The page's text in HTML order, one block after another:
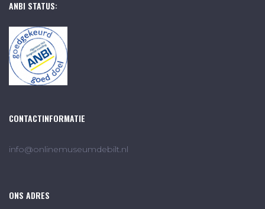
ANBI STATUS:
CONTACTINFORMATIE
info@onlinemuseumdebilt.nl
ONS ADRES